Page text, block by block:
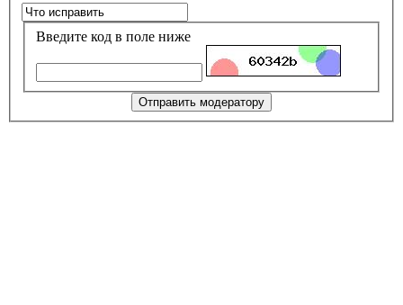
Введите код в поле ниже
Отправить модератору